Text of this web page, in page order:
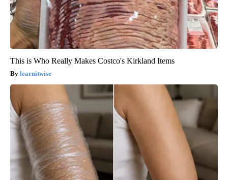
This is Who Really Makes Costco's Kirkland Items
learnitwise